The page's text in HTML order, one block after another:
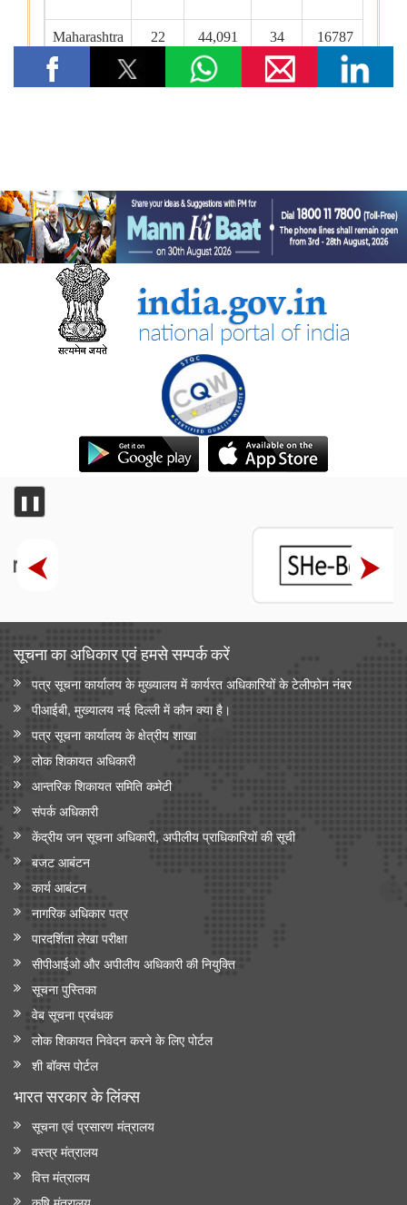
❚❚
सूचना का अधिकार एवं हमसे सम्‍पर्क करें
पत्र सूचना कार्यालय के मुख्यालय में कार्यरत अधिकारियों के टेलीफोन नंबर
पीआईबी, मुख्यालय नई दिल्ली में कौन क्या है।
पत्र सूचना कार्यालय के क्षेत्रीय शाखा
लोक शिकायत अधिकारी
आन्‍तरिक शिकायत समिति कमेटी
संपर्क अधिकारी
केंद्रीय जन सूचना अधिकारी, अपीलीय प्राधिकारियों की सूची
बजट आबंटन
कार्य आबंटन
नागरिक अधिकार पत्र
पारदर्शिता लेखा परीक्षा
सीपीआईओ और अपी‍लीय अधिकारी की नियुक्ति
सूचना पुस्तिका
वेब सूचना प्रबंधक
लोक शिकायत निवेदन करने के लिए पोर्टल
शी बॉक्स पोर्टल
भारत सरकार के लिंक्‍स
सूचना एवं प्रसारण मंत्रालय
वस्त्र मंत्रालय
वित्त मंत्रालय